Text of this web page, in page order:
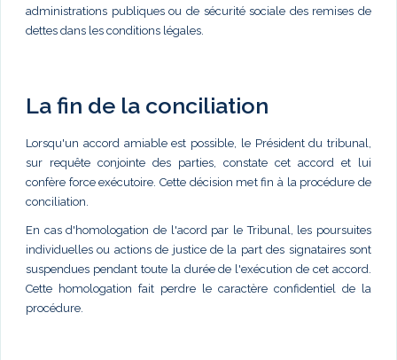
administrations publiques ou de sécurité sociale des remises de
dettes dans les conditions légales.
La fin de la conciliation
Lorsqu'un accord amiable est possible, le Président du tribunal,
sur requête conjointe des parties, constate cet accord et lui
confère force exécutoire. Cette décision met fin à la procédure de
conciliation.
En cas d'homologation de l'acord par le Tribunal, les poursuites
individuelles ou actions de justice de la part des signataires sont
suspendues pendant toute la durée de l'exécution de cet accord.
Cette homologation fait perdre le caractère confidentiel de la
procédure.